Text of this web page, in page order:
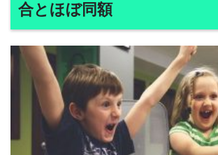
合とほぼ同額